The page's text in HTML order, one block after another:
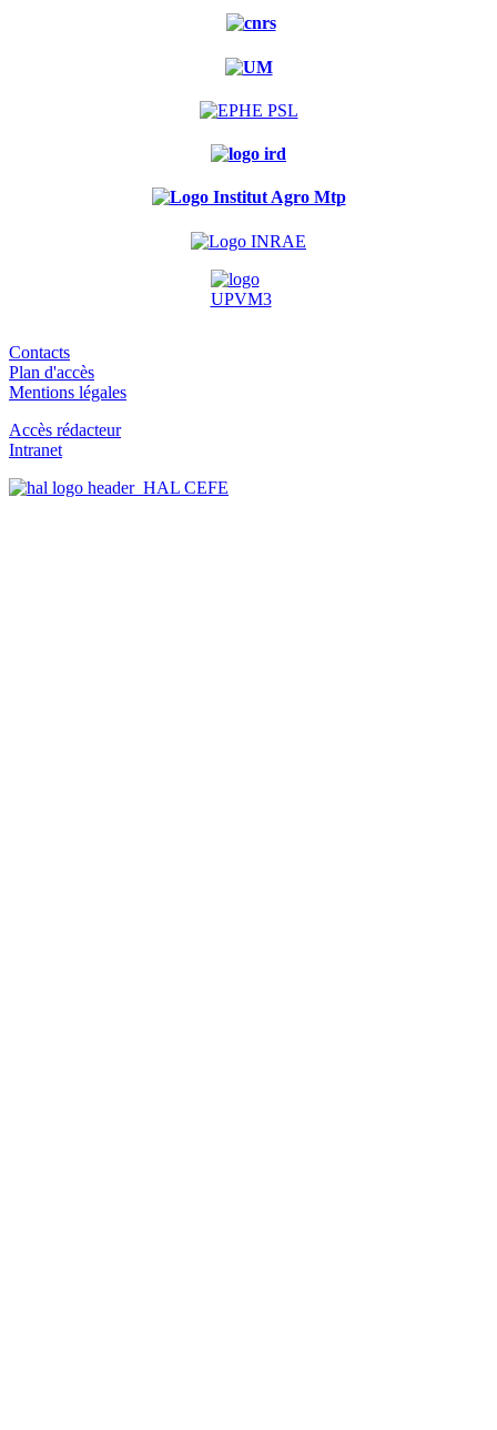
Contacts
Plan d'accès
Mentions légales
Accès rédacteur
Intranet
HAL CEFE